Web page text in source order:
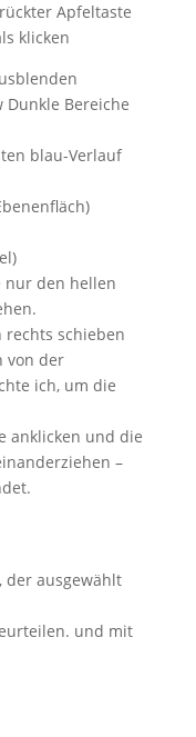
Apfeltaste
klicken
Dunkle Bereiche
blau-Verlauf
nur den hellen
rechts schieben
von der
ich, um die
anklicken und die
–
der ausgewählt
und mit